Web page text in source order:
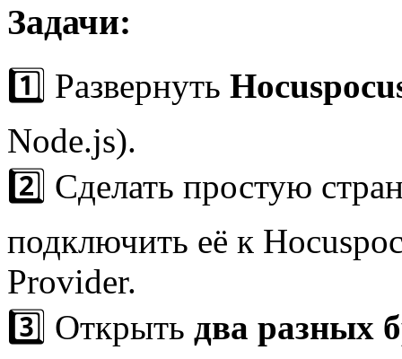
Задачи:
1️⃣ Развернуть
Node.js).
2️⃣ Сделать простую
подключить её к
Provider.
3️⃣ Открыть два разных